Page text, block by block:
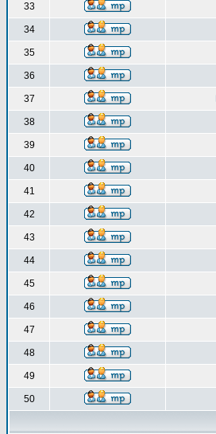
33
34
35
36
37
38
39
40
41
42
43
44
45
46
47
48
49
50